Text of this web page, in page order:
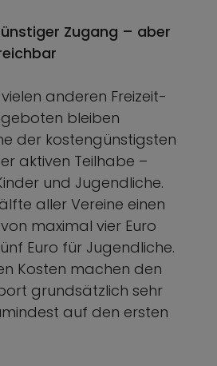
Zugang – aber
anderen Freizeit-
bleiben
der kostengünstigsten
aktiven Teilhabe –
und Jugendliche.
aller Vereine einen
maximal vier Euro
Euro für Jugendliche.
Kosten machen den
grundsätzlich sehr
auf den ersten